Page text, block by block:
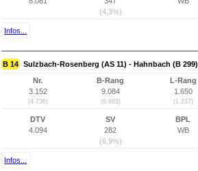
(4,3%)
Infos...
B 14 Sulzbach-Rosenberg (AS 11) - Hahnbach (B 299)
Nr.
3.152
(4.736)
B-Rang
9.084
(6.683)
L-Rang
1.650
(1.237)
DTV
4.094
SV
282
(6,9%)
BPL
WB
Infos...